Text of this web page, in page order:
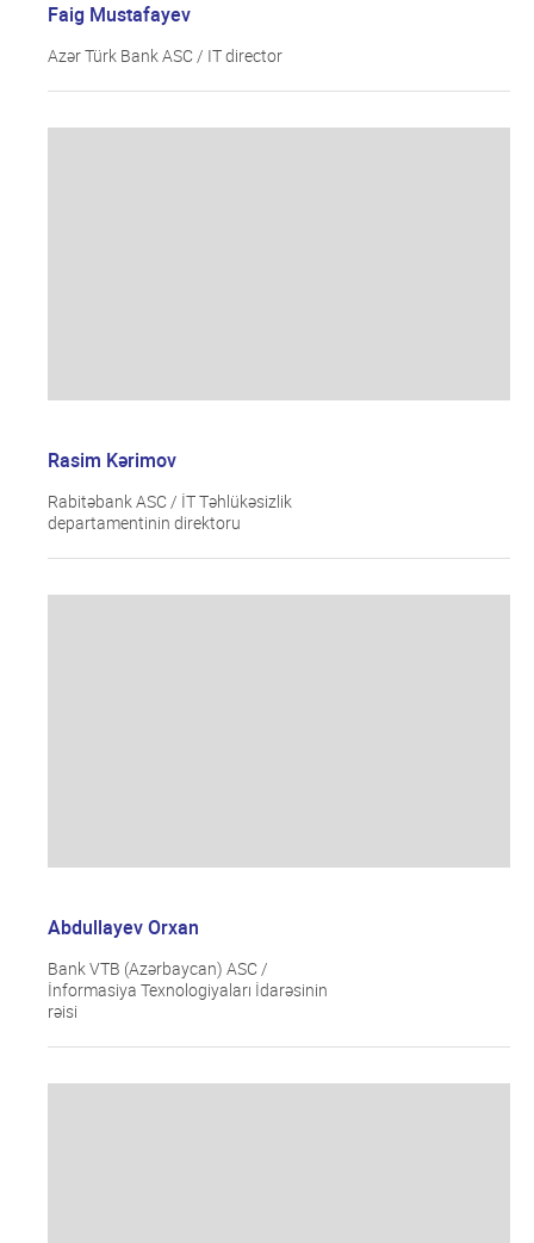
Faig Mustafayev
Azər Türk Bank ASC / IT director
Rasim Kərimov
Rabitəbank ASC / İT Təhlükəsizlik
departamentinin direktoru
Abdullayev Orxan
Bank VTB (Azərbaycan) ASC /
İnformasiya Texnologiyaları İdarəsinin
rəisi